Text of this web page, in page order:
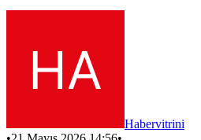
Habervitrini